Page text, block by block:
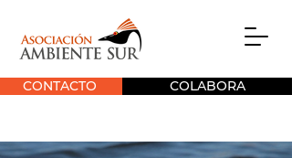
CONTACTO COLABORA